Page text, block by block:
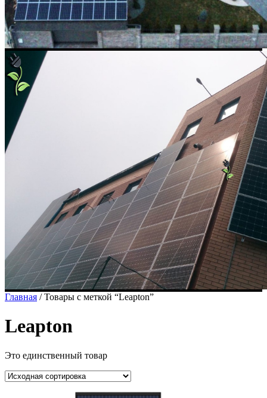
Главная / Товары с меткой “Leapton”
Leapton
Это единственный товар